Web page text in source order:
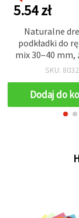
5.54 zł
Naturalne
podkładki do
mix 30–40 mm,
sztuk
SKU:
Dodaj do